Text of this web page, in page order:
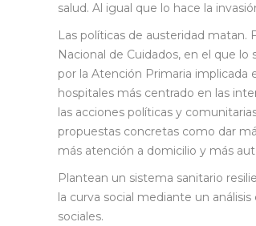
salud. Al igual que lo hace la
Las políticas de austeridad matan.
Nacional de Cuidados, en el que
por la Atención Primaria implicada
hospitales más centrado en las
las acciones políticas y
propuestas concretas como dar
más atención a domicilio y más
Plantean un sistema sanitario
la curva social mediante un
sociales.